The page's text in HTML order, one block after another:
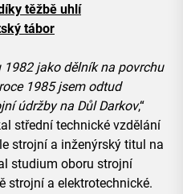
těžbě uhlí
tábor
jako dělník na povrchu
1985 jsem odtud
údržby na Důl Darkov,“
střední technické vzdělání
strojní a inženýrský titul na
studium oboru strojní
strojní a elektrotechnické.